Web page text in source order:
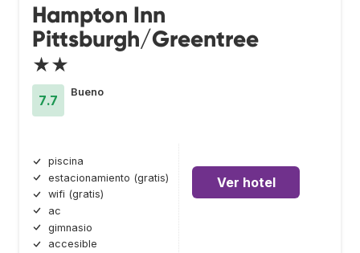
Hampton Inn
Pittsburgh/Greentree
★★
7.7
Bueno
piscina
estacionamiento (gratis)
wifi (gratis)
ac
gimnasio
accesible
Ver hotel